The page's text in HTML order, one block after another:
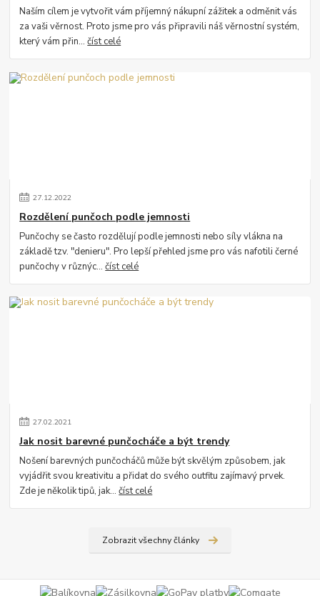
Naším cílem je vytvořit vám příjemný nákupní zážitek a odměnit vás
za vaši věrnost. Proto jsme pro vás připravili náš věrnostní systém,
který vám přin...číst celé
27.12.2022
Rozdělení punčoch podle jemnosti
Punčochy se často rozdělují podle jemnosti nebo síly vlákna na
základě tzv. "denieru". Pro lepší přehled jsme pro vás nafotili černé
punčochy v různýc...číst celé
27.02.2021
Jak nosit barevné punčocháče a být trendy
Nošení barevných punčocháčů může být skvělým způsobem, jak
vyjádřit svou kreativitu a přidat do svého outfitu zajímavý prvek.
Zde je několik tipů, jak...číst celé
Zobrazit všechny články